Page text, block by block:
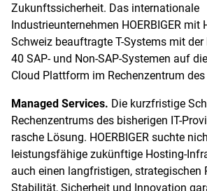
Zukunftssicherheit. Das internationale
Industrieunternehmen HOERBIGER mit
Schweiz beauftragte T-Systems mit
40 SAP- und Non-SAP-Systemen auf
Cloud Plattform im Rechenzentrum des
Managed Services. Die kurzfristige
Rechenzentrums des bisherigen IT-
rasche Lösung. HOERBIGER suchte
leistungsfähige zukünftige Hosting-
auch einen langfristigen, strategischen
Stabilität, Sicherheit und Innovation